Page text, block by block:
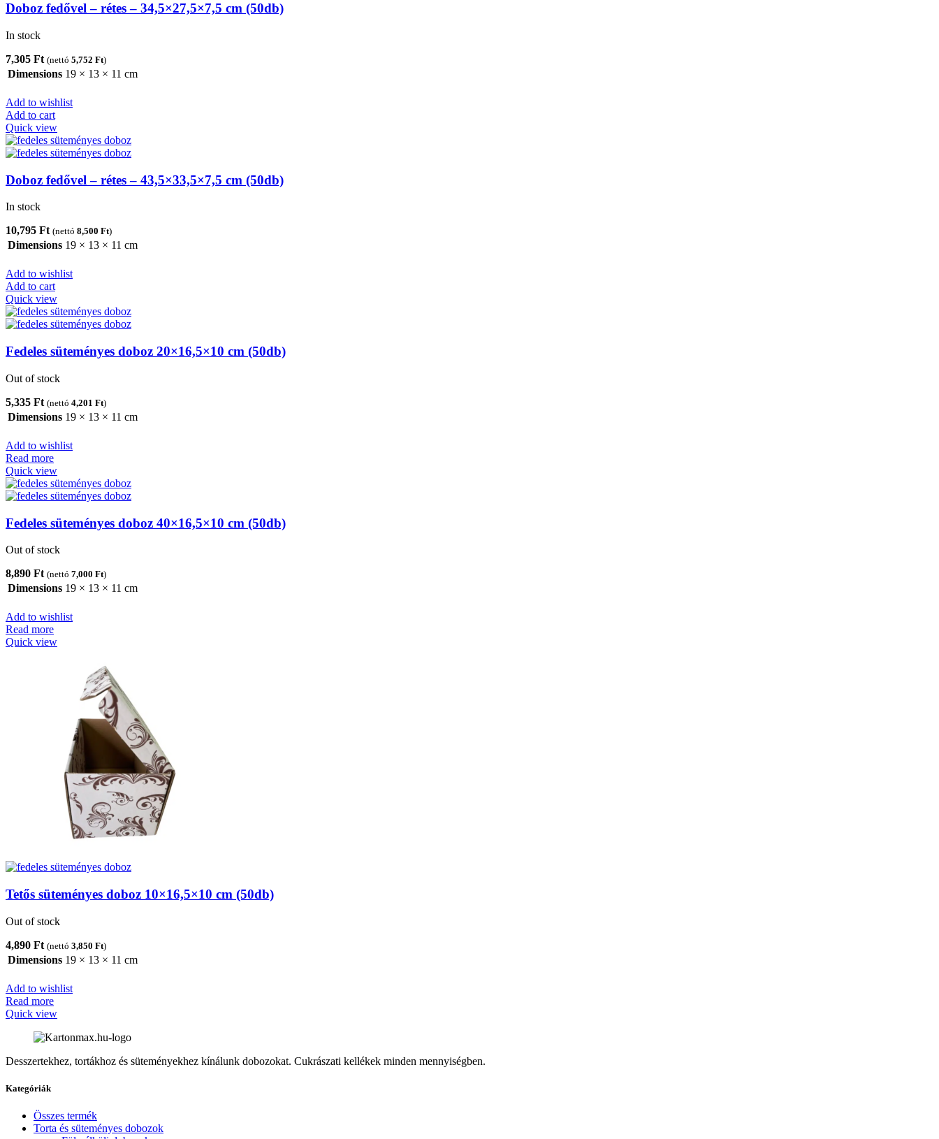
Doboz fedővel – rétes – 34,5×27,5×7,5 cm (50db)
In stock
7,305 Ft (nettó 5,752 Ft)
Dimensions 19 × 13 × 11 cm
Add to wishlist
Add to cart
Quick view
Doboz fedővel – rétes – 43,5×33,5×7,5 cm (50db)
In stock
10,795 Ft (nettó 8,500 Ft)
Dimensions 19 × 13 × 11 cm
Add to wishlist
Add to cart
Quick view
Fedeles süteményes doboz 20×16,5×10 cm (50db)
Out of stock
5,335 Ft (nettó 4,201 Ft)
Dimensions 19 × 13 × 11 cm
Add to wishlist
Read more
Quick view
Fedeles süteményes doboz 40×16,5×10 cm (50db)
Out of stock
8,890 Ft (nettó 7,000 Ft)
Dimensions 19 × 13 × 11 cm
Add to wishlist
Read more
Quick view
Tetős süteményes doboz 10×16,5×10 cm (50db)
Out of stock
4,890 Ft (nettó 3,850 Ft)
Dimensions 19 × 13 × 11 cm
Add to wishlist
Read more
Quick view
Desszertekhez, tortákhoz és süteményekhez kínálunk dobozokat. Cukrászati kellékek minden mennyiségben.
Kategóriák
Összes termék
Torta és süteményes dobozok